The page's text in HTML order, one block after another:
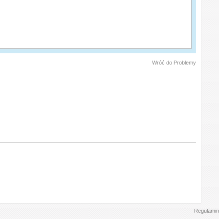
Wróć do Problemy
Regulamin